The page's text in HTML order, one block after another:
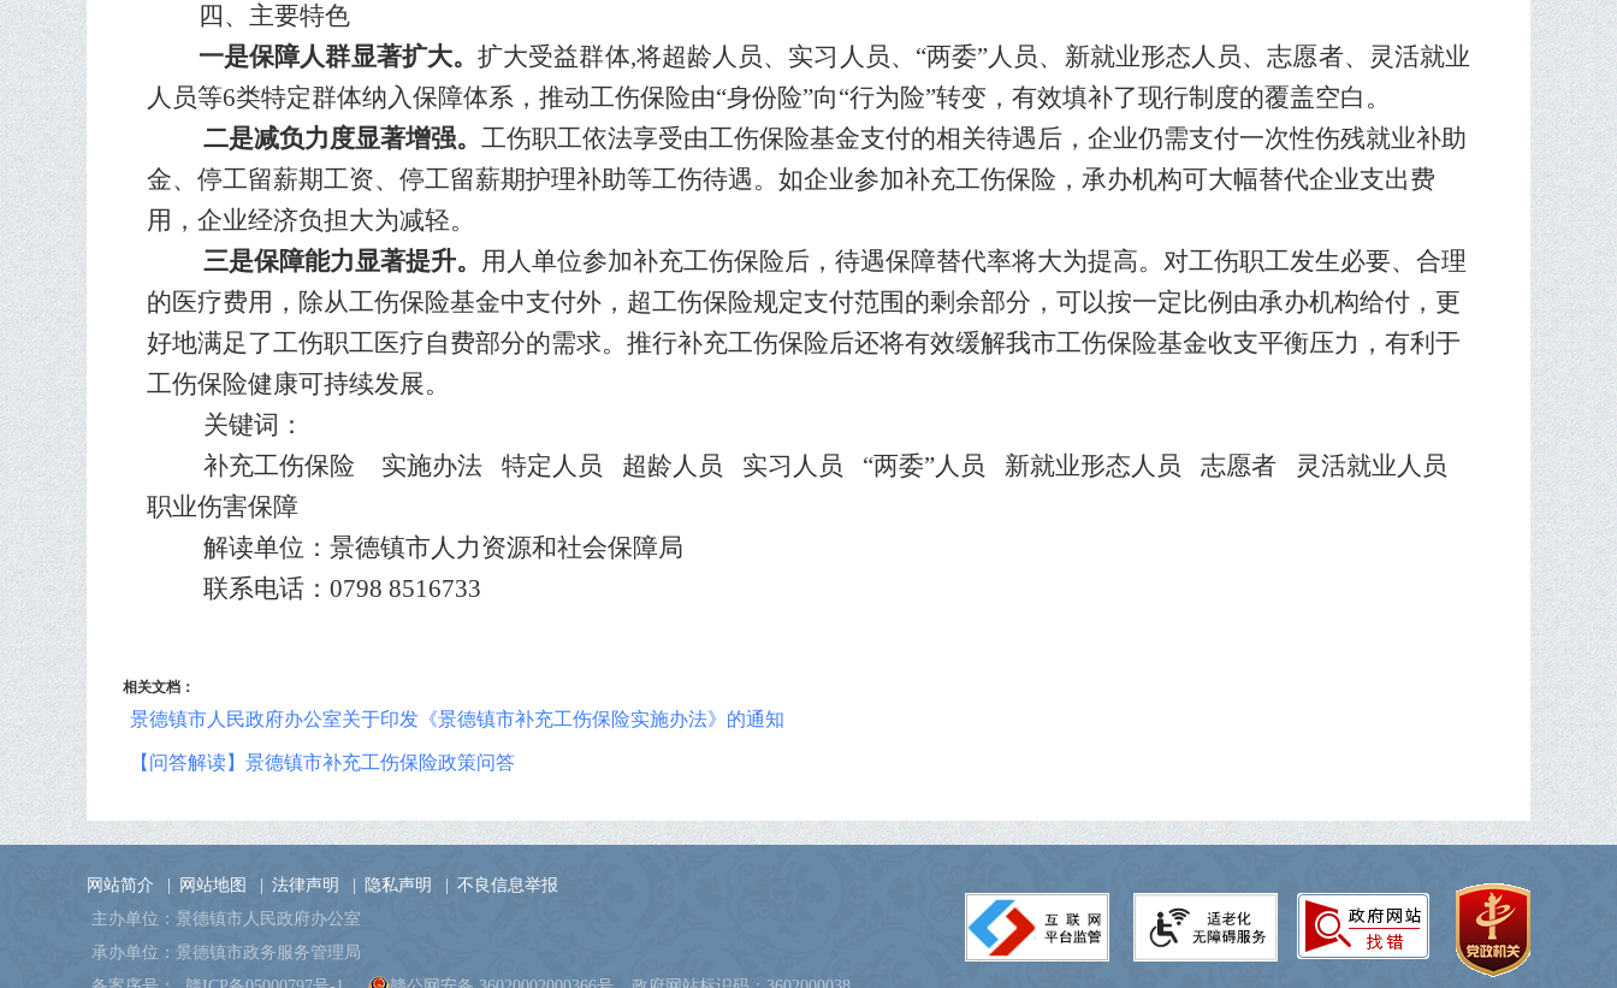
四、主要特色
一是保障人群显著扩大。扩大受益群体,将超龄人员、实习人员、 “两委”人员、新就业形态人员、志愿者、灵活就业
人员等6类特定群体纳入保障体系，推动工伤保险由“身份险”向“行为险”转变，有效填补了现行制度的覆盖空白。
二是减负力度显著增强。 工伤职工依法享受由工伤保险基金支付的相关待遇后，企业仍需支付一次性伤残就业补助
金、停工留薪期工资、停工留薪期护理补助等工伤待遇。如企业参加补充工伤保险， 承办机构可大幅替代企业支出费
用，企业经济负担大为减轻。
三是保障能力显著提升。 用人单位参加补充工伤保险后，待遇保障替代率将大为提高。对工伤职工发生必要、合理
的医疗费用，除从工伤保险基金中支付外，超工伤保险规定支付范围的剩余部分，可以按一定比例由承办机构给付，更
好地满足了工伤职工医疗自费部分的需求。推行补充工伤保险后还将有效缓解我市工伤保险基金收支平衡压力，有利于
工伤保险健康可持续发展。
关键词：
补充工伤保险
实施办法 特定人员 超龄人员 实习人员
“两委”人员 新就业形态人员 志愿者 灵活就业人员
职业伤害保障
解读单位：景德镇市人力资源和社会保障局
联系电话： 0798 8516733
相关文档：
景德镇市人民政府办公室关于印发《景德镇市补充工伤保险实施办法》的通知
【问答解读】景德镇市补充工伤保险政策问答
网站简介 网站地图 法律声明 隐私声明
不良信息举报
主办单位：景德镇市人民政府办公室
承办单位：景德镇市政务服务管理局